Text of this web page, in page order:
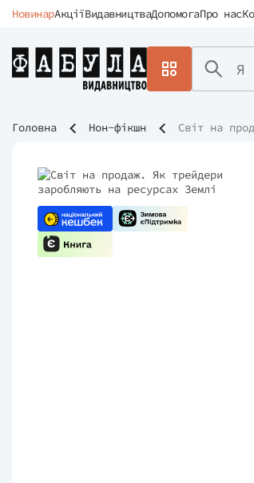
НовинарАкціїВидавництваДопомогаПро нас
Головна Нон-фікшн Світ на